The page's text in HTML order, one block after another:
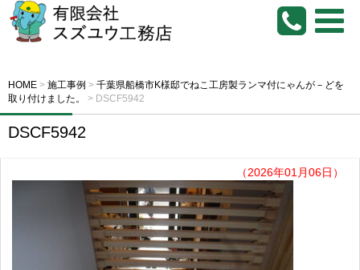
HOME > 施工事例 > 千葉県船橋市K様邸でねこ工房製ランマ付にゃんが－どを
取り付けました。
> DSCF5942
DSCF5942
（2026年01月06日）